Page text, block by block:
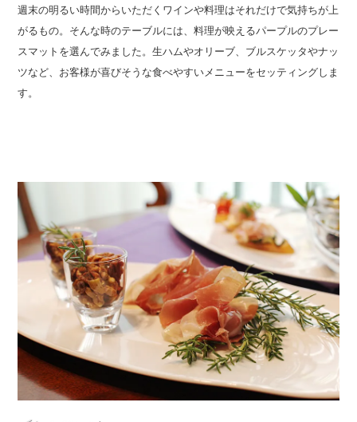
週末の明るい時間からいただくワインや料理はそれだけで気持ちが上
がるもの。そんな時のテーブルには、料理が映えるパープルのプレー
スマットを選んでみました。生ハムやオリーブ、ブルスケッタやナッ
ツなど、お客様が喜びそうな食べやすいメニューをセッティングしま
す。